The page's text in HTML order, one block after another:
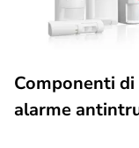
Componenti
alarme